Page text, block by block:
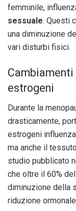
femminile,
sessuale. Questi
una diminuzione
vari disturbi fisici.
estrogeni
Durante la
drasticamente,
estrogeni
ma anche il
studio pubblicato
che oltre il 60%
diminuzione della
riduzione